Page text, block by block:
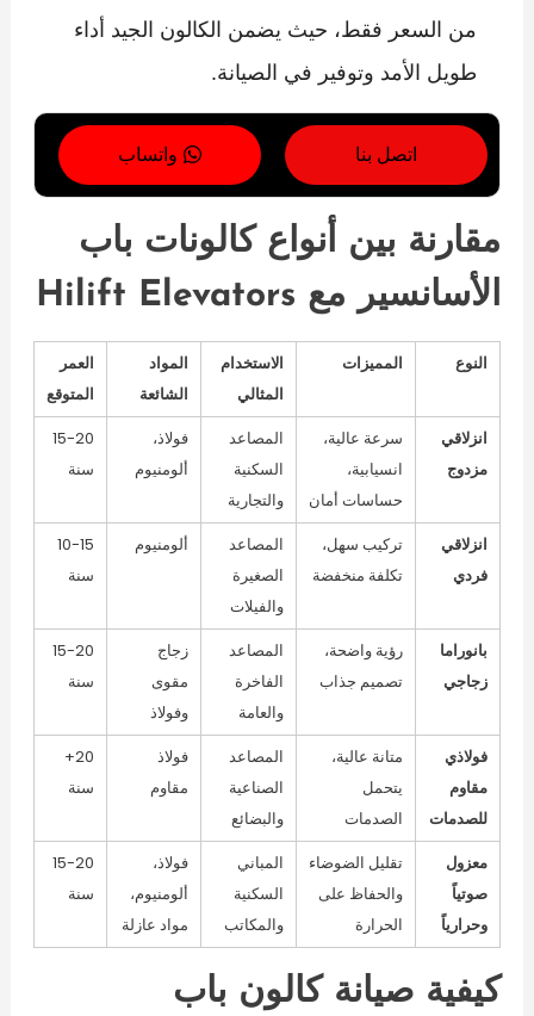
من السعر فقط، حيث يضمن الكالون الجيد أداء
طويل الأمد وتوفير في الصيانة.
اتصل بنا واتساب
مقارنة بين أنواع كالونات باب
الأسانسير مع Hilift Elevators
النوع المميزات
الاستخدام
المثالي
المواد
الشائعة
العمر
المتوقع
انزلاقي
مزدوج
سرعة عالية،
انسيابية،
حساسات أمان
المصاعد
السكنية
والتجارية
فولاذ،
ألومنيوم
15-20
سنة
انزلاقي
فردي
تركيب سهل،
تكلفة منخفضة
المصاعد
الصغيرة
والفيلات
ألومنيوم
10-15
سنة
بانوراما
زجاجي
رؤية واضحة،
تصميم جذاب
المصاعد
الفاخرة
والعامة
زجاج
مقوى
وفولاذ
15-20
سنة
فولاذي
مقاوم
للصدمات
متانة عالية،
يتحمل
الصدمات
المصاعد
الصناعية
والبضائع
فولاذ
مقاوم
20+
سنة
معزول
صوتياً
وحرارياً
تقليل الضوضاء
والحفاظ على
الحرارة
المباني
السكنية
والمكاتب
فولاذ،
ألومنيوم،
مواد عازلة
15-20
سنة
كيفية صيانة كالون باب